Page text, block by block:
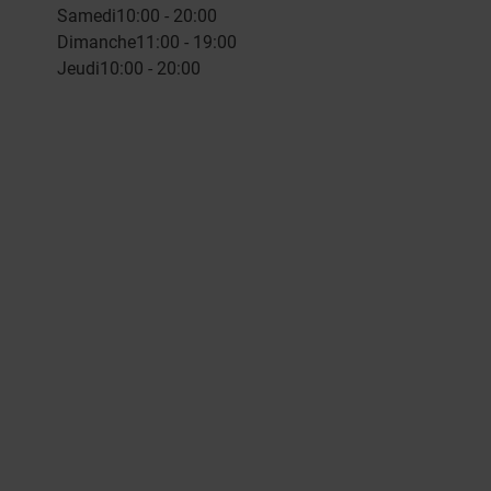
Samedi10:00 - 20:00
Dimanche11:00 - 19:00
Jeudi10:00 - 20:00